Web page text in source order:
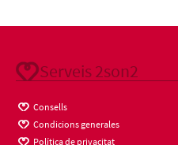
Serveis 2son2
Consells
Condicions generales
Política de privacitat